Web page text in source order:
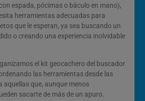
espada, pócimas o báculo en mano),
herramientas adecuadas para
que le esperan, ya sea buscando un
o creando una experiencia inolvidable
el kit geocachero del buscador
las herramientas desde las
aquellas que, aunque menos
sacarte de más de un apuro.